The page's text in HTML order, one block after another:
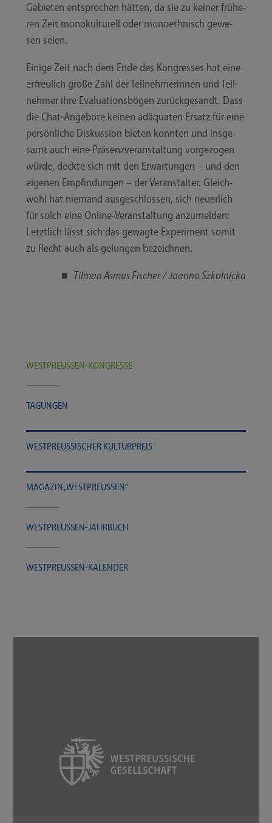
Gebie­ten ent­spro­chen hät­ten, da sie zu kei­ner frü­he­
ren Zeit mono­kul­tu­rell oder mono­eth­nisch gewe­
sen seien.
Eini­ge Zeit nach dem Ende des Kon­gres­ses hat eine
erfreu­lich gro­ße Zahl der Teil­neh­me­rin­nen und Teil­
neh­mer ihre Eva­lua­ti­ons­bö­gen zurück­ge­sandt. Dass
die Chat-​​Angebote kei­nen adäqua­ten Ersatz für eine
per­sön­li­che Dis­kus­si­on bie­ten konn­ten und ins­ge­
samt auch eine Prä­senz­ver­an­stal­tung vor­ge­zo­gen
wür­de, deck­te sich mit den Erwar­tun­gen – und den
eige­nen Emp­fin­dun­gen – der Ver­an­stal­ter. Gleich­
wohl hat nie­mand aus­ge­schlos­sen, sich neu­er­lich
für solch eine Online-​​Veranstaltung anzu­mel­den:
Letzt­lich lässt sich das gewag­te Expe­ri­ment somit
zu Recht auch als gelun­gen bezeichnen.
■ Til­man Asmus Fischer /​​ Joan­na Szkolnicka
WESTPREUSSEN-​​KONGRESSE
TAGUN­GEN
WEST­PREU­SSI­SCHER KULTURPREIS
MAGA­ZIN „WEST­PREU­SSEN“
WESTPREUSSEN-​​​JAHRBUCH
WESTPREUSSEN-​​​KALENDER